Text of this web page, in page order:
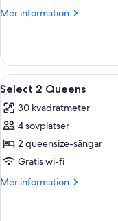
Mer information
Mer
Öppna
alla
foton
för
Select
2
Queens
4
Select 2 Queens
30 kvadratmeter
4 sovplatser
2 queensize-sängar
Gratis wi-fi
Mer information
Mer